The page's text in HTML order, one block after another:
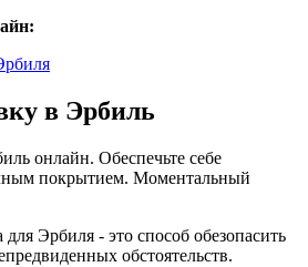
в Эрбиль
онлайн. Обеспечьте себе
покрытием. Моментальный
Эрбиля - это способ обезопасить
обстоятельств.